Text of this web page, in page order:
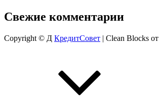
Свежие комментарии
Copyright © Д КредитСовет | Clean Blocks от